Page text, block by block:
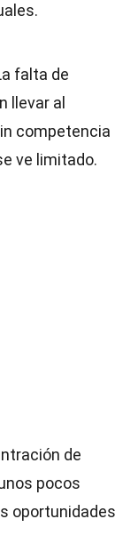
falta de
llevar al
competencia
ve limitado.
de
pocos
oportunidades